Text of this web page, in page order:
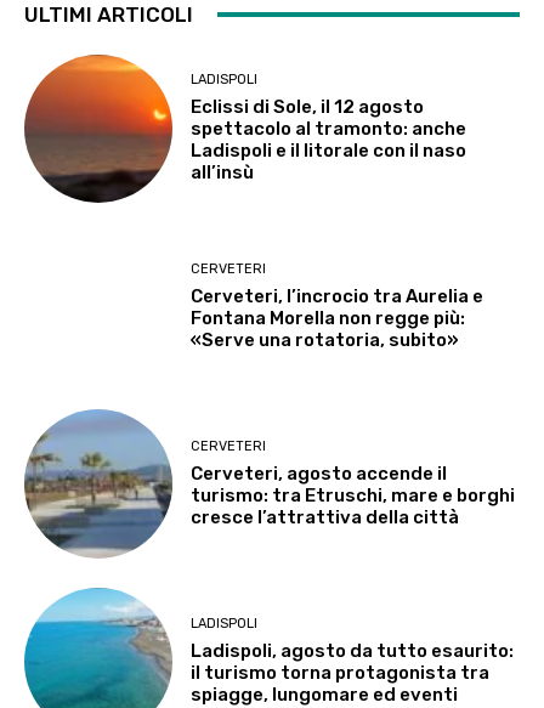
ULTIMI ARTICOLI
LADISPOLI
Eclissi di Sole, il 12 agosto
spettacolo al tramonto: anche
Ladispoli e il litorale con il naso
all’insù
CERVETERI
Cerveteri, l’incrocio tra Aurelia e
Fontana Morella non regge più:
«Serve una rotatoria, subito»
CERVETERI
Cerveteri, agosto accende il
turismo: tra Etruschi, mare e borghi
cresce l’attrattiva della città
LADISPOLI
Ladispoli, agosto da tutto esaurito:
il turismo torna protagonista tra
spiagge, lungomare ed eventi